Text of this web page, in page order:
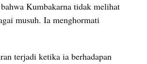
Kumbakarna tidak melihat
musuh. Ia menghormati
terjadi ketika ia berhadapan